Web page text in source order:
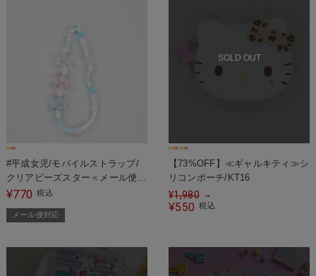
#平成女児/モバイルストラップ/
クリアビーズスター＜メール便対
応＞
¥770 税込
メール便対応
SOLD OUT
【73%OFF】≪ギャルキティ≫シ
リコンポーチ/KT16
¥1,980 →
¥550 税込